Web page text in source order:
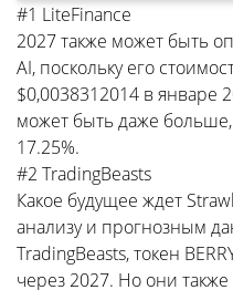
#1 LiteFinance
2027 также может быть
AI, поскольку его
$0,0038312014 в январе
может быть даже
17.25%.
#2 TradingBeasts
Какое будущее ждет
анализу и прогнозным
TradingBeasts, токен
через 2027. Но они